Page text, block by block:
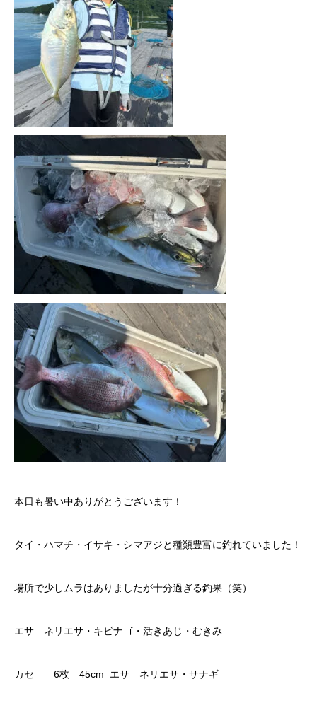
本日も暑い中ありがとうございます！
タイ・ハマチ・イサキ・シマアジと種類豊富に釣れていました！
場所で少しムラはありましたが十分過ぎる釣果（笑）
エサ ネリエサ・キビナゴ・活きあじ・むきみ
カセ 6枚 45cm エサ ネリエサ・サナギ